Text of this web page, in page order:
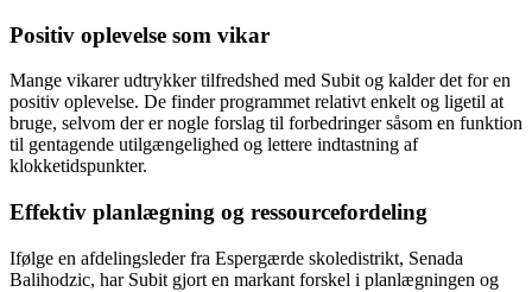
Positiv oplevelse som vikar
Mange vikarer udtrykker tilfredshed med Subit og kalder det for en
positiv oplevelse. De finder programmet relativt enkelt og ligetil at
bruge, selvom der er nogle forslag til forbedringer såsom en funktion
til gentagende utilgængelighed og lettere indtastning af
klokketidspunkter.
Effektiv planlægning og ressourcefordeling
Ifølge en afdelingsleder fra Espergærde skoledistrikt, Senada
Balihodzic, har Subit gjort en markant forskel i planlægningen og